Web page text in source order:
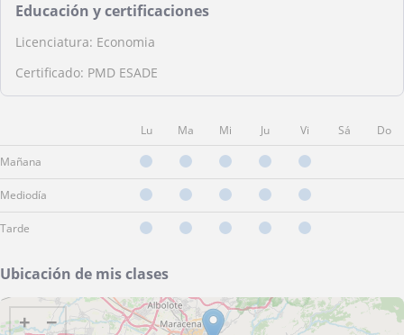
Educación y certificaciones
Licenciatura: Economia
Certificado: PMD ESADE
Lu Ma Mi Ju Vi Sá Do
Mañana
Mediodía
Tarde
Ubicación de mis clases
+ −